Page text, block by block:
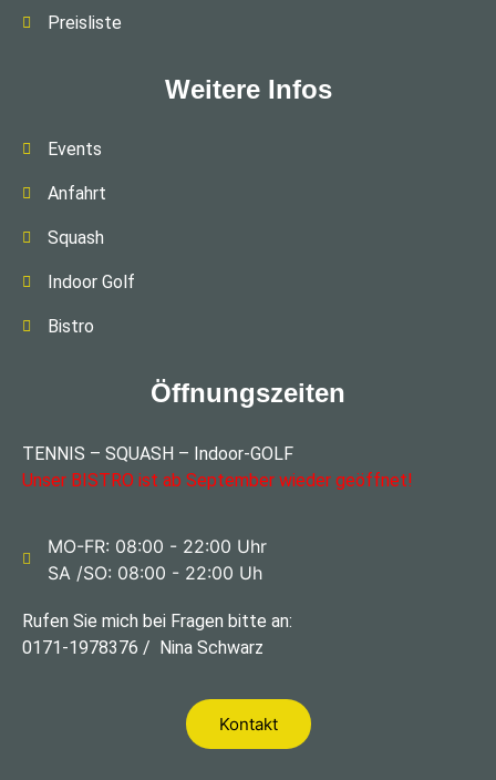
Preisliste
Weitere Infos
Events
Anfahrt
Squash
Indoor Golf
Bistro
Öffnungszeiten
TENNIS – SQUASH – Indoor-GOLF
Unser BISTRO ist ab September wieder geöffnet!
MO-FR: 08:00 - 22:00 Uhr
SA /SO: 08:00 - 22:00 Uh
Rufen Sie mich bei Fragen bitte an:
0171-1978376 / Nina Schwarz
Kontakt